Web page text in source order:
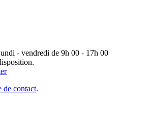
- vendredi de 9h 00 - 17h 00
de contact.